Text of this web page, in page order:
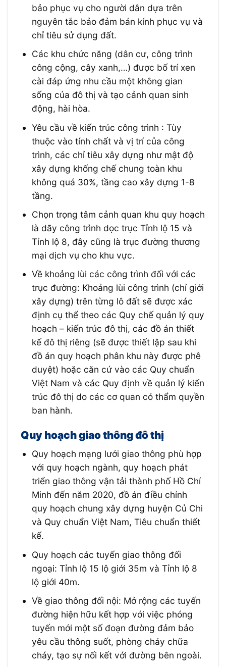
bảo phục vụ cho người dân dựa trên
nguyên tắc bảo đảm bán kính phục vụ và
chỉ tiêu sử dụng đất.
Các khu chức năng (dân cư, công trình
công cộng, cây xanh,…) được bố trí xen
cài đáp ứng nhu cầu một không gian
sống của đô thị và tạo cảnh quan sinh
động, hài hòa.
Yêu cầu về kiến trúc công trình : Tùy
thuộc vào tính chất và vị trí của công
trình, các chỉ tiêu xây dựng như mật độ
xây dựng khống chế chung toàn khu
không quá 30%, tầng cao xây dựng 1-8
tầng.
Chọn trọng tâm cảnh quan khu quy hoạch
là dãy công trình dọc trục Tỉnh lộ 15 và
Tỉnh lộ 8, đây cũng là trục đường thương
mại dịch vụ cho khu vực.
Về khoảng lùi các công trình đối với các
trục đường: Khoảng lùi công trình (chỉ giới
xây dựng) trên từng lô đất sẽ được xác
định cụ thể theo các Quy chế quản lý quy
hoạch – kiến trúc đô thị, các đồ án thiết
kế đô thị riêng (sẽ được thiết lập sau khi
đồ án quy hoạch phân khu này được phê
duyệt) hoặc căn cứ vào các Quy chuẩn
Việt Nam và các Quy định về quản lý kiến
trúc đô thị do các cơ quan có thẩm quyền
ban hành.
Quy hoạch giao thông đô thị
Quy hoạch mạng lưới giao thông phù hợp
với quy hoạch ngành, quy hoạch phát
triển giao thông vận tải thành phố Hồ Chí
Minh đến năm 2020, đồ án điều chỉnh
quy hoạch chung xây dựng huyện Củ Chi
và Quy chuẩn Việt Nam, Tiêu chuẩn thiết
kế.
Quy hoạch các tuyến giao thông đối
ngoại: Tỉnh lộ 15 lộ giới 35m và Tỉnh lộ 8
lộ giới 40m.
Về giao thông đối nội: Mở rộng các tuyến
đường hiện hữu kết hợp với việc phóng
tuyến mới một số đoạn đường đảm bảo
yêu cầu thông suốt, phòng cháy chữa
cháy, tạo sự nối kết với đường bên ngoài.